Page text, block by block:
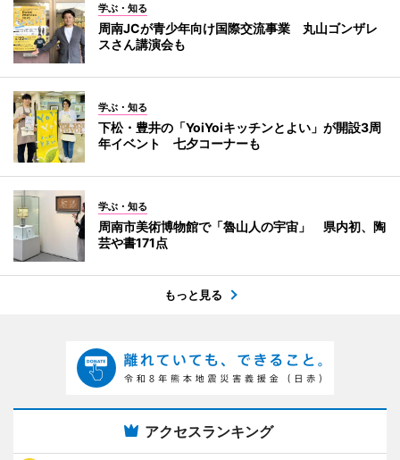
学ぶ・知る
周南JCが青少年向け国際交流事業 丸山ゴンザレ
スさん講演会も
学ぶ・知る
下松・豊井の「YoiYoiキッチンとよい」が開設3周
年イベント 七夕コーナーも
学ぶ・知る
周南市美術博物館で「魯山人の宇宙」 県内初、陶
芸や書171点
もっと見る
アクセスランキング